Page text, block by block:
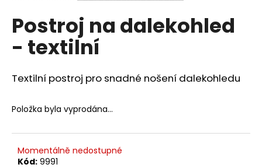
produktu
je
z
hvězdiček.
Postroj na dalekohled
- textilní
Textilní postroj pro snadné nošení dalekohledu
Položka byla vyprodána…
Momentálně nedostupné
Kód: 9991
a
j
í
?
HLEDAT